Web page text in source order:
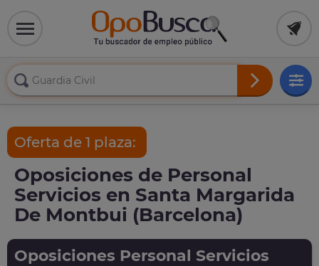
Oferta de 1 plaza:
Oposiciones de Personal
Servicios en Santa Margarida
De Montbui (Barcelona)
Oposiciones Personal Servicios